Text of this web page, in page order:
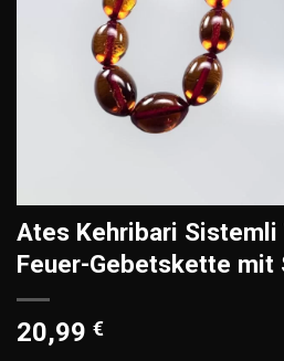
Ates Kehribari Sistemli
Feuer-Gebetskette mit
20,99 €